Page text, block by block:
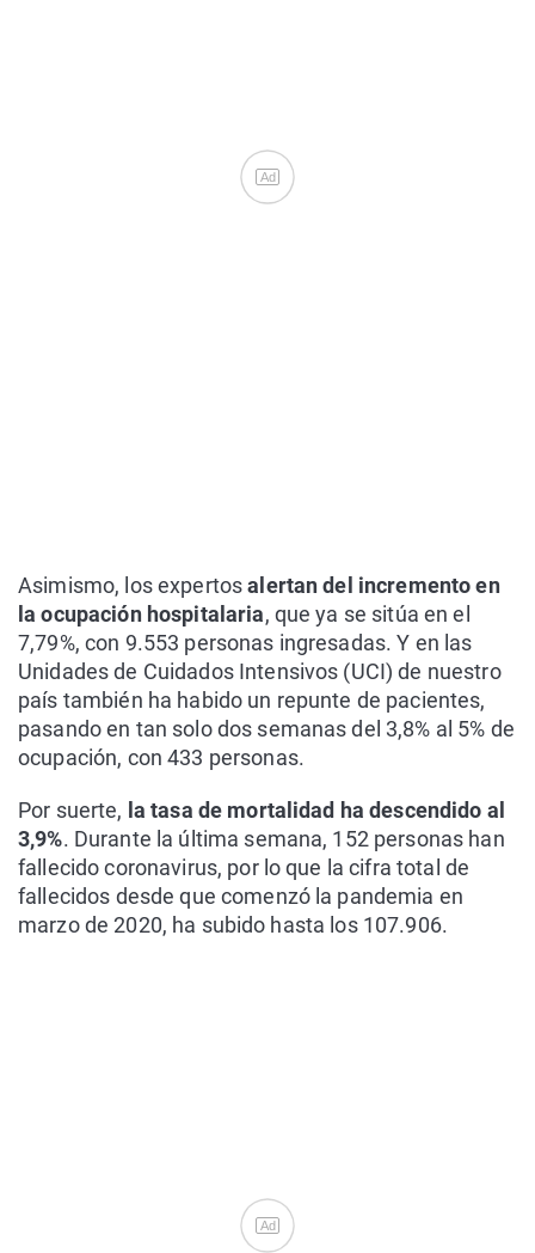
Ad
Asimismo, los expertosalertan del incremento en
la ocupación hospitalaria, que ya se sitúa en el
7,79%, con 9.553 personas ingresadas. Y en las
Unidades de Cuidados Intensivos (UCI) de nuestro
país también ha habido un repunte de pacientes,
pasando en tan solo dos semanas del 3,8% al 5% de
ocupación, con 433 personas.
Por suerte, la tasa de mortalidad ha descendido al
3,9%. Durante la última semana, 152 personas han
fallecido coronavirus, por lo que la cifra total de
fallecidos desde que comenzó la pandemia en
marzo de 2020, ha subido hasta los 107.906.
Ad